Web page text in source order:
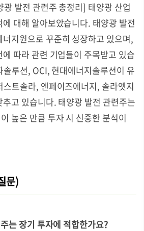
발전 관련주 총정리] 태양광 산업
대해 알아보았습니다. 태양광 발전
지원으로 꾸준히 성장하고 있으며,
따라 관련 기업들이 주목받고 있습
루션, OCI, 현대에너지솔루션이 유
트솔라, 엔페이즈에너지, 솔라엣지
고 있습니다. 태양광 발전 관련주는
높은 만큼 투자 시 신중한 분석이
문)
는 장기 투자에 적합한가요?